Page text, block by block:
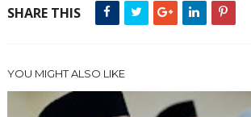
SHARE THIS
YOU MIGHT ALSO LIKE